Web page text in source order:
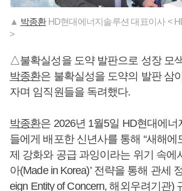
▲ 박종환HD현대에너지솔루션 대표이사 <
>
△불확실성을 도약 발판으로 성장 모
박종환은 불확실성을 도약의 발판 삼
자며 임직원들을 독려했다.
박종환은 2026년 1월5일 HD현대에너
들에게 배포한 신년사를 통해 “새해에
제 강화와 공급 과잉이라는 위기 속에
아(Made in Korea)’ 전략을 통해 관세
eign Entity of Concern, 해외우려기관)